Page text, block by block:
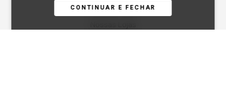
CONTINUAR E FECHAR
Compre Local